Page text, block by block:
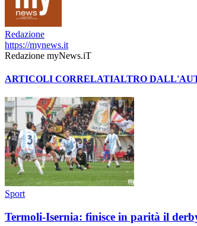
Redazione
https://mynews.it
Redazione myNews.iT
ARTICOLI CORRELATIALTRO
Sport
Termoli-Isernia: finisce in parità il